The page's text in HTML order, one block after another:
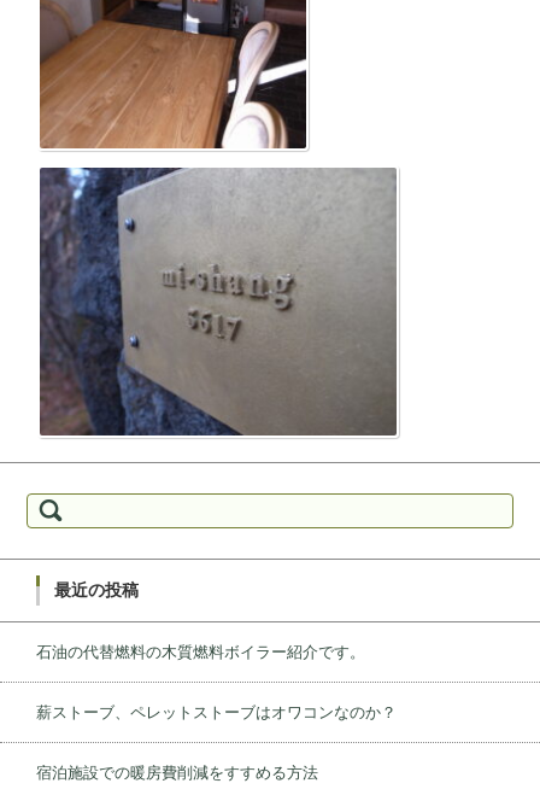
検索:
最近の投稿
石油の代替燃料の木質燃料ボイラー紹介です。
薪ストーブ、ペレットストーブはオワコンなのか？
宿泊施設での暖房費削減をすすめる方法